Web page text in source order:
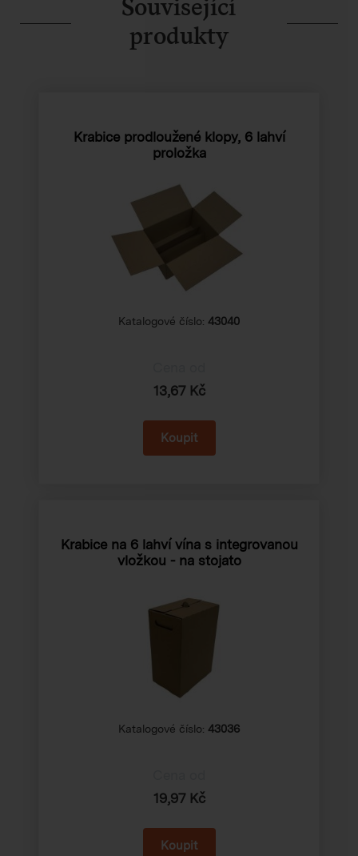
Související
produkty
Krabice prodloužené klopy, 6 lahví
proložka
Katalogové číslo: 43040
13,67 Kč
Krabice na 6 lahví vína s integrovanou
vložkou - na stojato
Katalogové číslo: 43036
19,97 Kč